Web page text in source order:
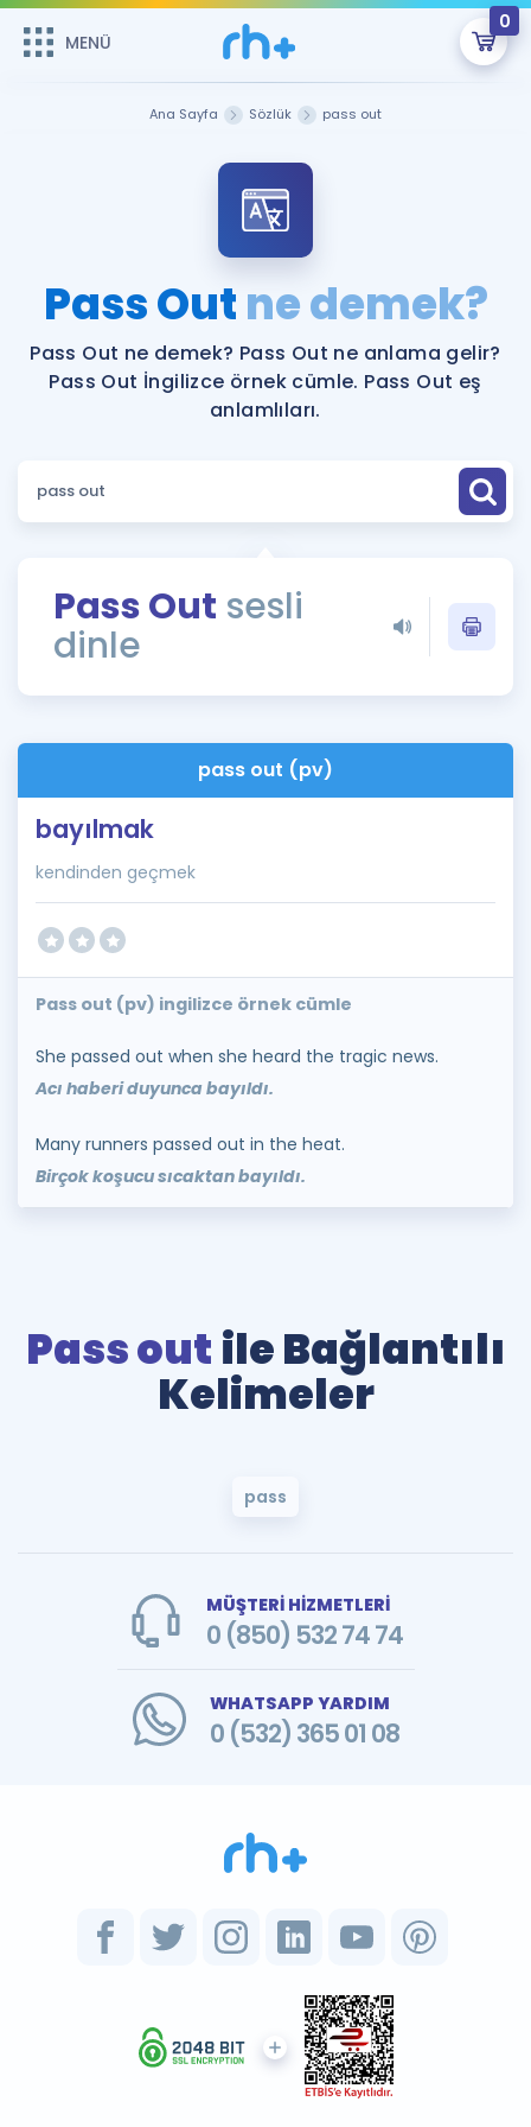
MENÜ
0
ÜYE DEĞİLİM
Sepetin Şu An Boş.
Remzi Hoca ile seni sınava hazırlayacak onlarca eğitim seni
bekliyor!
MENÜ
Faydalı Araçlar
Sözlük
Rehberlik Aracı
ÖSYM Sınav Takvimi
İngilizce Gramer
Hakkımızda
Ana Sayfa Sözlük pass out
Pass Outne demek?
Pass Out ne demek? Pass Out ne anlama gelir?
Pass Out İngilizce örnek cümle. Pass Out eş
anlamlıları.
Pass Out sesli
dinle
pass out (pv)
bayılmak
kendinden geçmek
Pass out (pv) ingilizce örnek cümle
She passed out when she heard the tragic news.
Acı haberi duyunca bayıldı.
Many runners passed out in the heat.
Birçok koşucu sıcaktan bayıldı.
Pass out ile Bağlantılı
Kelimeler
pass
MÜŞTERİ HİZMETLERİ
0 (850) 532 74 74
WHATSAPP YARDIM
0 (532) 365 01 08